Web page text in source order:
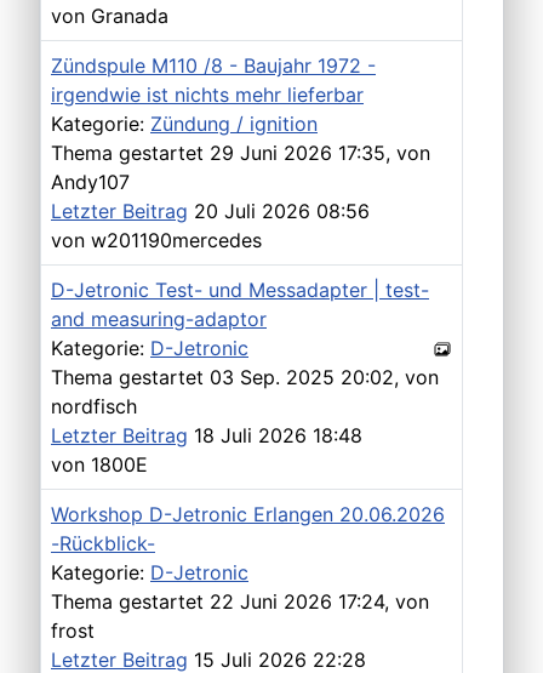
von Granada
Zündspule M110 /8 - Baujahr 1972 -
irgendwie ist nichts mehr lieferbar
Kategorie: Zündung / ignition
Thema gestartet 29 Juni 2026 17:35, von
Andy107
Letzter Beitrag 20 Juli 2026 08:56
von w201190mercedes
D-Jetronic Test- und Messadapter | test-
and measuring-adaptor
Kategorie: D-Jetronic
Thema gestartet 03 Sep. 2025 20:02, von
nordfisch
Letzter Beitrag 18 Juli 2026 18:48
von 1800E
Workshop D-Jetronic Erlangen 20.06.2026
-Rückblick-
Kategorie: D-Jetronic
Thema gestartet 22 Juni 2026 17:24, von
frost
Letzter Beitrag 15 Juli 2026 22:28